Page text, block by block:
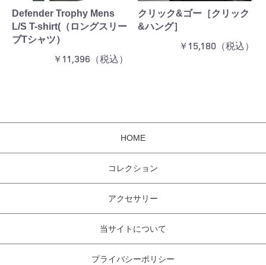
Defender Trophy Mens
L/S T-shirt(（ロングスリー
ブTシャツ）
￥11,396（税込）
クリック&ゴー［クリック
&ハング］
￥15,180（税込）
HOME
コレクション
アクセサリー
当サイトについて
プライバシーポリシー